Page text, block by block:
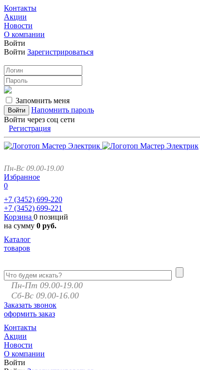
Контакты
Акции
Новости
О компании
Войти
Войти Зарегистрироваться
Запомнить меня
Напомнить пароль
Войти через соц сети
Регистрация
Пн-Вс 09.00-19.00
Избранное
0
+7 (3452) 699-220
+7 (3452) 699-221
Корзина 0 позиций
на сумму 0 руб.
Каталог
товаров
Пн-Пт 09.00-19.00
Сб-Вс 09.00-16.00
Заказать звонок
оформить заказ
Контакты
Акции
Новости
О компании
Войти